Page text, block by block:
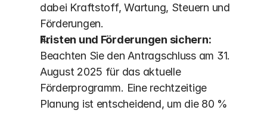
dabei Kraftstoff, Wartung, Steuern und
Förderungen.
Fristen und Förderungen sichern:
Beachten Sie den Antragschluss am 31.
August 2025 für das aktuelle
Förderprogramm. Eine rechtzeitige
Planung ist entscheidend, um die 80 %